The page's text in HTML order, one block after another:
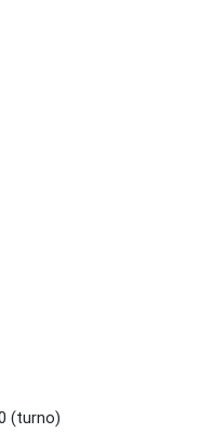
(turno)